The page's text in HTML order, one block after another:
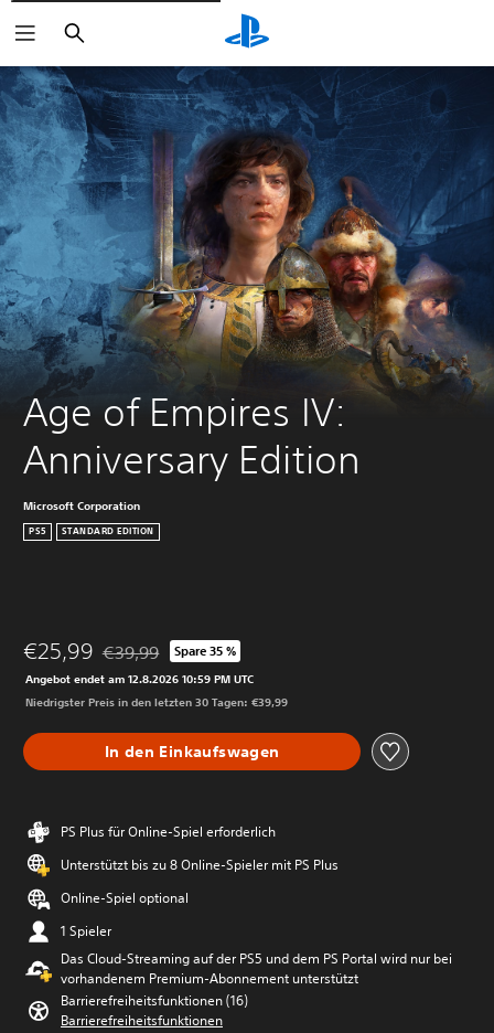
Suchen
Age of Empires IV:
Anniversary Edition
Microsoft Corporation
PS5 STANDARD EDITION
€25,99 Preisnachlass gegenüber dem Originalpreis von
€39,99 Spare 35 %
Angebot endet am 12.8.2026 10:59 PM UTC
Niedrigster Preis in den letzten 30 Tagen: €39,99
In den Einkaufswagen
PS Plus für Online-Spiel erforderlich
Unterstützt bis zu 8 Online-Spieler mit PS Plus
Online-Spiel optional
1 Spieler
Das Cloud-Streaming auf der PS5 und dem PS Portal wird nur bei
vorhandenem Premium-Abonnement unterstützt
Barrierefreiheitsfunktionen (16)
Barrierefreiheitsfunktionen